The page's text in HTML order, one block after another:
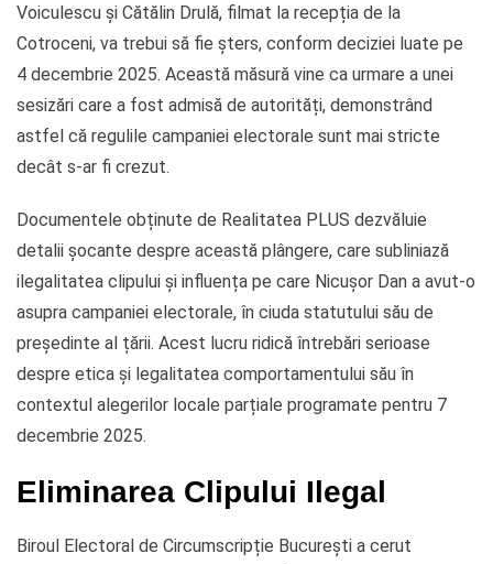
Voiculescu și Cătălin Drulă, filmat la recepția de la
Cotroceni, va trebui să fie șters, conform deciziei luate pe
4 decembrie 2025. Această măsură vine ca urmare a unei
sesizări care a fost admisă de autorități, demonstrând
astfel că regulile campaniei electorale sunt mai stricte
decât s-ar fi crezut.
Documentele obținute de Realitatea PLUS dezvăluie
detalii șocante despre această plângere, care subliniază
ilegalitatea clipului și influența pe care Nicușor Dan a avut-o
asupra campaniei electorale, în ciuda statutului său de
președinte al țării. Acest lucru ridică întrebări serioase
despre etica și legalitatea comportamentului său în
contextul alegerilor locale parțiale programate pentru 7
decembrie 2025.
Eliminarea Clipului Ilegal
Biroul Electoral de Circumscripție București a cerut